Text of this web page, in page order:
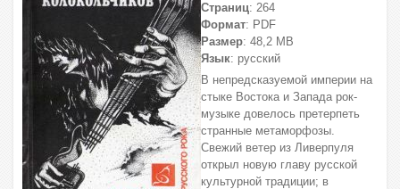
Страниц: 264
Формат: PDF
Размер: 48,2 МВ
Язык: русский
В непредсказуемой империи на
стыке Востока и Запада рок-
музыке довелось претерпеть
странные метаморфозы.
Свежий ветер из Ливерпуля
открыл новую главу русской
культурной традиции; в